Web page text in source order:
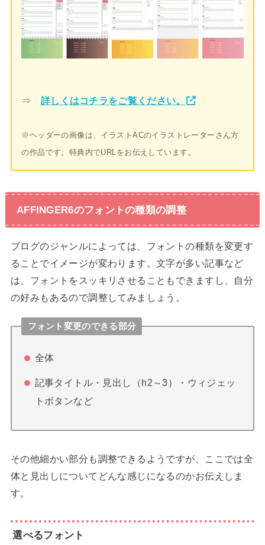
⇒ 詳しくはコチラをご覧ください。
※ヘッダーの画像は、イラストACのイラストレーターさん方
の作品です。特典内でURLをお伝えしています
AFFINGER6のフォントの種類の調整
ブログのジャンルによっては、フォントの種類を変更す
ることでイメージが変わります。文字が多い記事など
は、フォントをスッキリさせることもできますし、自分
の好みもあるので調整してみましょう。
フォント変更のできる部分
全体
記事タイトル・見出し（h2～3）・ウィジェッ
トボタンなど
その他細かい部分も調整できるようですが、ここでは全
体と見出しについてどんな感じになるのかお伝えしま
す。
選べるフォント